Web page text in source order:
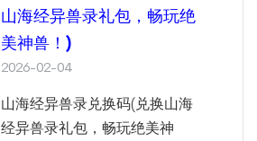
山海经异兽录礼包，畅玩绝
美神兽！)
2026-02-04
山海经异兽录兑换码(兑换山海
经异兽录礼包，畅玩绝美神